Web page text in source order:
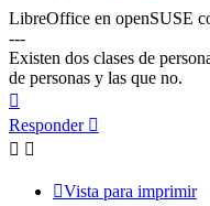
LibreOffice en openSUSE
---
Existen dos clases de
de personas y las que no.
Responder
Vista para imprimir